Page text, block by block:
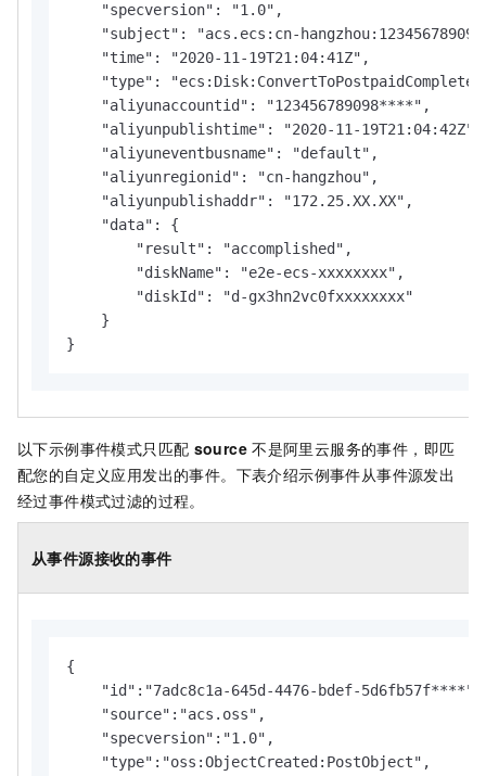
    "specversion": "1.0",
"subject": "acs.ecs:cn-
    "time": "2020-11-19T21:04:41Z",
"type":
    "aliyunaccountid": "123456789098****",
    "aliyunpublishtime": "2020-11-19T21:04:42Z",
    "aliyuneventbusname": "default",
    "aliyunregionid": "cn-hangzhou",
    "aliyunpublishaddr": "172.25.XX.XX",
    "data": {
        "result": "accomplished",
        "diskName": "e2e-ecs-xxxxxxxx",
        "diskId": "d-gx3hn2vc0fxxxxxxxx"
    }
}
以下示例事件模式只匹配 source 不是阿里云服务的事件，即匹
配您的自定义应用发出的事件。下表介绍示例事件从事件源发出
经过事件模式过滤的过程。
从事件源接收的事件
{
    "id":"7adc8c1a-645d-4476-bdef-5d6fb57f****",
    "source":"acs.oss",
    "specversion":"1.0",
    "type":"oss:ObjectCreated:PostObject",